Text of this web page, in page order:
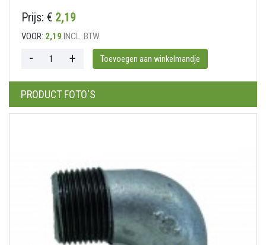
Prijs: € 2,19
VOOR: 2,19 INCL. BTW.
PRODUCT FOTO'S